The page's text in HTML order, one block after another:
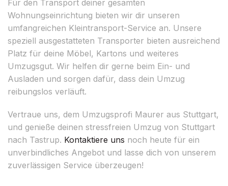
Für den Transport deiner gesamten
Wohnungseinrichtung bieten wir dir unseren
umfangreichen Kleintransport-Service an. Unsere
speziell ausgestatteten Transporter bieten ausreichend
Platz für deine Möbel, Kartons und weiteres
Umzugsgut. Wir helfen dir gerne beim Ein- und
Ausladen und sorgen dafür, dass dein Umzug
reibungslos verläuft.
Vertraue uns, dem Umzugsprofi Maurer aus Stuttgart,
und genieße deinen stressfreien Umzug von Stuttgart
nach Tastrup. Kontaktiere uns noch heute für ein
unverbindliches Angebot und lasse dich von unserem
zuverlässigen Service überzeugen!